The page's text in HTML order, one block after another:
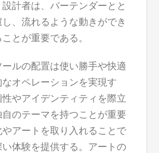
計者は、バーテンダーとと
、流れるような動きができ
とが重要である。
ルの配置は使い勝手や快適
オペレーションを実現す
やアイデンティティを際立
のテーマを持つことが重要
アートを取り入れることで
体験を提供する。アートの